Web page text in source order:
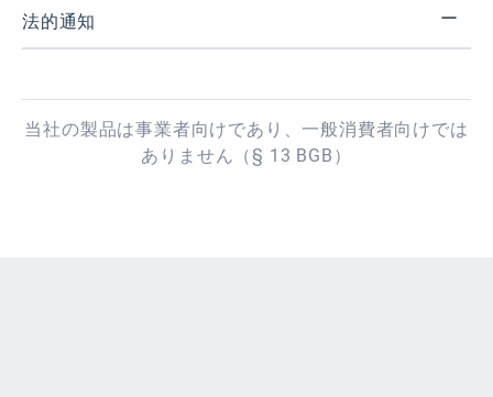
法的通知
当社の製品は事業者向けであり、一般消費者向けでは
ありません（§ 13 BGB）